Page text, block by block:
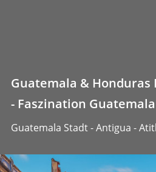
Guatemala & Honduras
- Faszination
Guatemala Stadt - Antigua -